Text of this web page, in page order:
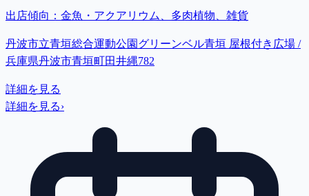
出店傾向： 金魚・アクアリウム、多肉植物、雑貨
丹波市立青垣総合運動公園グリーンベル青垣 屋根付き広場 /
兵庫県丹波市青垣町田井縄782
詳細を見る
詳細を見る›